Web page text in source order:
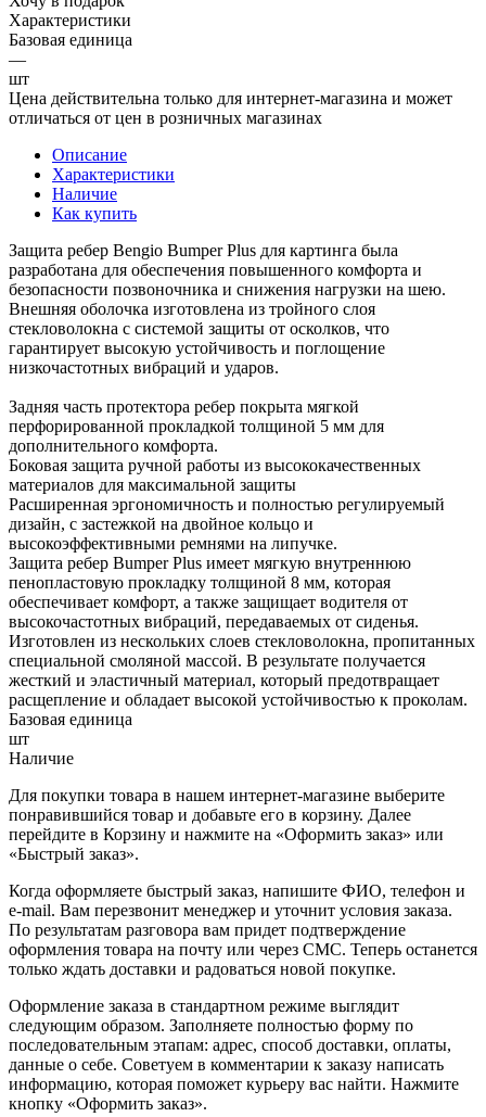
Характеристики
Базовая единица
—
шт
Цена действительна только для интернет-магазина и может
отличаться от цен в розничных магазинах
Описание
Характеристики
Наличие
Как купить
Защита ребер Bengio Bumper Plus для картинга была
разработана для обеспечения повышенного комфорта и
безопасности позвоночника и снижения нагрузки на шею.
Внешняя оболочка изготовлена из тройного слоя
стекловолокна с системой защиты от осколков, что
гарантирует высокую устойчивость и поглощение
низкочастотных вибраций и ударов.
Задняя часть протектора ребер покрыта мягкой
перфорированной прокладкой толщиной 5 мм для
дополнительного комфорта.
Боковая защита ручной работы из высококачественных
материалов для максимальной защиты
Расширенная эргономичность и полностью регулируемый
дизайн, с застежкой на двойное кольцо и
высокоэффективными ремнями на липучке.
Защита ребер Bumper Plus имеет мягкую внутреннюю
пенопластовую прокладку толщиной 8 мм, которая
обеспечивает комфорт, а также защищает водителя от
высокочастотных вибраций, передаваемых от сиденья.
Изготовлен из нескольких слоев стекловолокна, пропитанных
специальной смоляной массой. В результате получается
жесткий и эластичный материал, который предотвращает
расщепление и обладает высокой устойчивостью к проколам.
Базовая единица
шт
Наличие
Для покупки товара в нашем интернет-магазине выберите
понравившийся товар и добавьте его в корзину. Далее
перейдите в Корзину и нажмите на «Оформить заказ» или
«Быстрый заказ».
Когда оформляете быстрый заказ, напишите ФИО, телефон и
e-mail. Вам перезвонит менеджер и уточнит условия заказа.
По результатам разговора вам придет подтверждение
оформления товара на почту или через СМС. Теперь останется
только ждать доставки и радоваться новой покупке.
Оформление заказа в стандартном режиме выглядит
следующим образом. Заполняете полностью форму по
последовательным этапам: адрес, способ доставки, оплаты,
данные о себе. Советуем в комментарии к заказу написать
информацию, которая поможет курьеру вас найти. Нажмите
кнопку «Оформить заказ».